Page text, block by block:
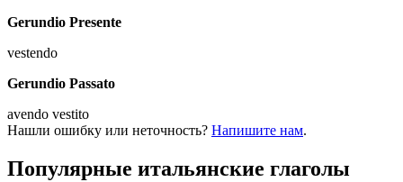
Gerundio Presente
vestendo
Gerundio Passato
avendo vestito
Нашли ошибку или неточность? Напишите нам.
Популярные итальянские глаголы